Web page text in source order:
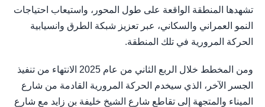
تشهدها المنطقة الواقعة على طول المحور، واستيعاب احتياجات
النمو العمراني والسكاني، عبر تعزيز شبكة الطرق وانسيابية
الحركة المرورية في تلك المنطقة.
ومن المخطط خلال الربع الثاني من عام 2025 الانتهاء من تنفيذ
الجسر الآخر، الذي سيخدم الحركة المرورية القادمة من شارع
الميناء والمتجهة إلى تقاطع شارع الشيخ خليفة بن زايد مع شارع